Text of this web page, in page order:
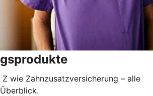
wie Zahnzusatzversicherung – alle